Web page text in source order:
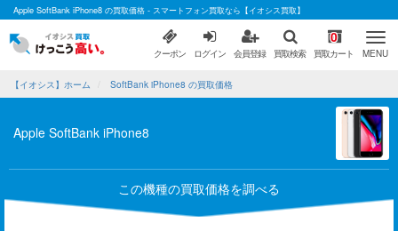
Apple SoftBank iPhone8 の買取価格 - スマートフォン買取なら【イオシス買取】
クーポン ログイン 会員登録 買取検索
0
買取カート MENU
【イオシス】ホーム SoftBank iPhone8 の買取価格
Apple SoftBank iPhone8
この機種の買取価格を調べる